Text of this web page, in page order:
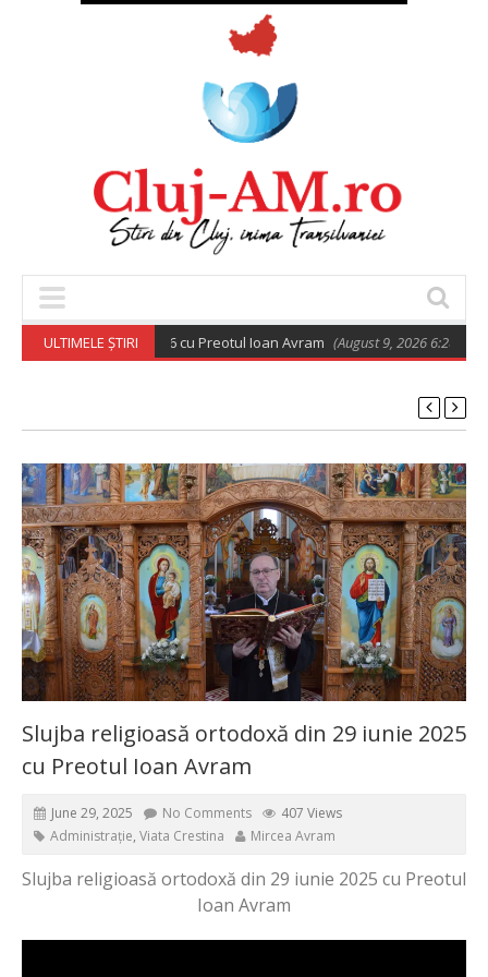
ULTIMELE ȘTIRI
din 9 august 2026 cu Preotul Ioan Avram (August 9, 2026 6:28 am)
Slujba religioasă ortodoxă din 29 iunie 2025
cu Preotul Ioan Avram
June 29, 2025 No Comments
407 Views
Administrație, Viata Crestina Mircea Avram
Slujba religioasă ortodoxă din 29 iunie 2025 cu Preotul
Ioan Avram